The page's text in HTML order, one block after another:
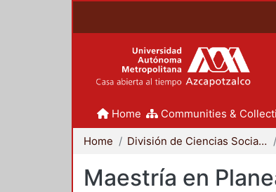
Home Communities &
Home División de Ciencias Sociales y Humanidades
Maestría en